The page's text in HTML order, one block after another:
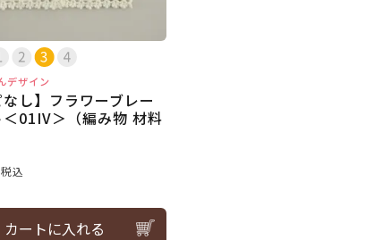
デザイン
なし】フラワーブレー
＜01IV＞（編み物 材料
税込
カートに入れる